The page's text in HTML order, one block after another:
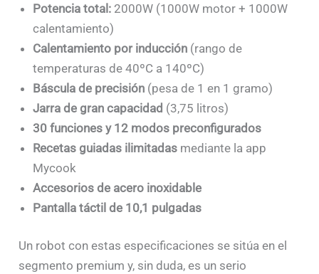
Potencia total: 2000W (1000W motor + 1000W
calentamiento)
Calentamiento por inducción (rango de
temperaturas de 40ºC a 140ºC)
Báscula de precisión (pesa de 1 en 1 gramo)
Jarra de gran capacidad (3,75 litros)
30 funciones y 12 modos preconfigurados
Recetas guiadas ilimitadas mediante la app
Mycook
Accesorios de acero inoxidable
Pantalla táctil de 10,1 pulgadas
Un robot con estas especificaciones se sitúa en el
segmento premium y, sin duda, es un serio